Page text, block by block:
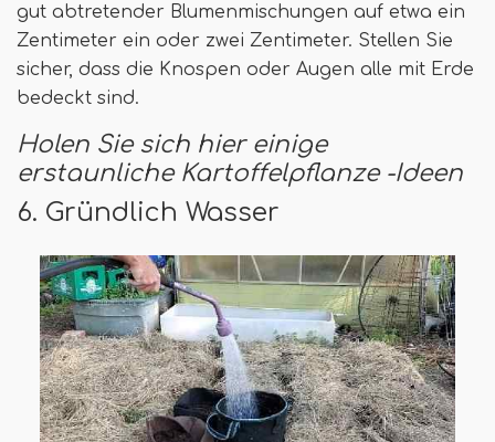
gut abtretender Blumenmischungen auf etwa ein
Zentimeter ein oder zwei Zentimeter. Stellen Sie
sicher, dass die Knospen oder Augen alle mit Erde
bedeckt sind.
Holen Sie sich hier einige
erstaunliche Kartoffelpflanze -Ideen
6. Gründlich Wasser